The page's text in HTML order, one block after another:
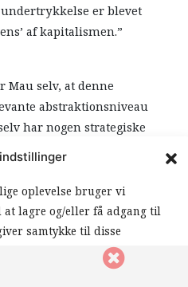
oplevelse bruger vi
at lagre og/eller få adgang til
samtykke til disse
for at behandle data såsom
ID’er på dette website. Hvis
er blevet
af kapitalismen.”
selv, at denne
abstraktionsniveau
har nogen strategiske
ifølge ham helt opgive
abstrakte analyser –
er i sig selv – kan føre til
Derfor bør
den økonomiske kamp
også begraves, og i